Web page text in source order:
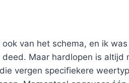
van het schema, en ik
Maar hardlopen is altijd
vergen specifiekere